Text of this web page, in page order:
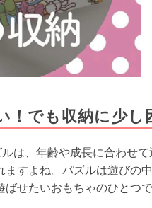
！でも収納に少
は、年齢や成長に合わせ
すよね。パズルは遊びの
せたいおもちゃのひとつで